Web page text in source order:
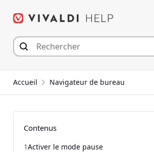
Accueil Navigateur de bureau
Contenus
1Activer le mode pause